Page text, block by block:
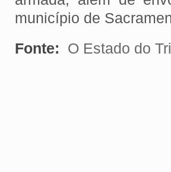
município de
Fonte:
O Estado do